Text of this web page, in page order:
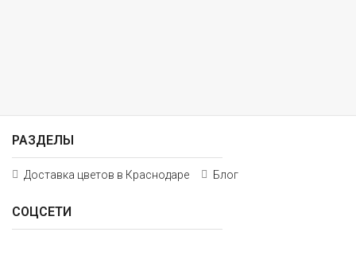
РАЗДЕЛЫ
Доставка цветов в Краснодаре Блог
СОЦСЕТИ